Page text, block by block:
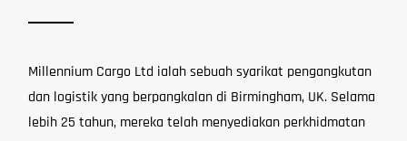
Millennium Cargo Ltd ialah sebuah syarikat pengangkutan
dan logistik yang berpangkalan di Birmingham, UK. Selama
lebih 25 tahun, mereka telah menyediakan perkhidmatan